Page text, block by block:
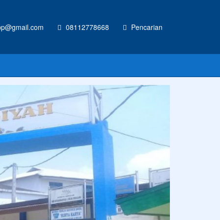
08112778668 Pencarian